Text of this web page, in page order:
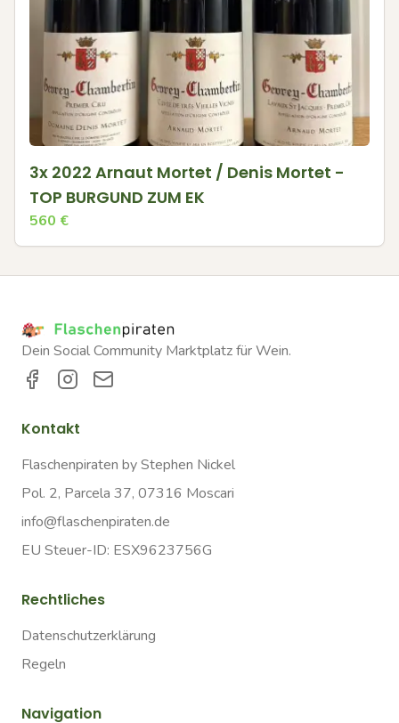
3x 2022 Arnaut Mortet / Denis Mortet -
TOP BURGUND ZUM EK
560 €
Dein Social Community Marktplatz für Wein.
Kontakt
Flaschenpiraten by Stephen Nickel
Pol. 2, Parcela 37, 07316 Moscari
info@flaschenpiraten.de
EU Steuer-ID: ESX9623756G
Rechtliches
Datenschutzerklärung
Regeln
Navigation